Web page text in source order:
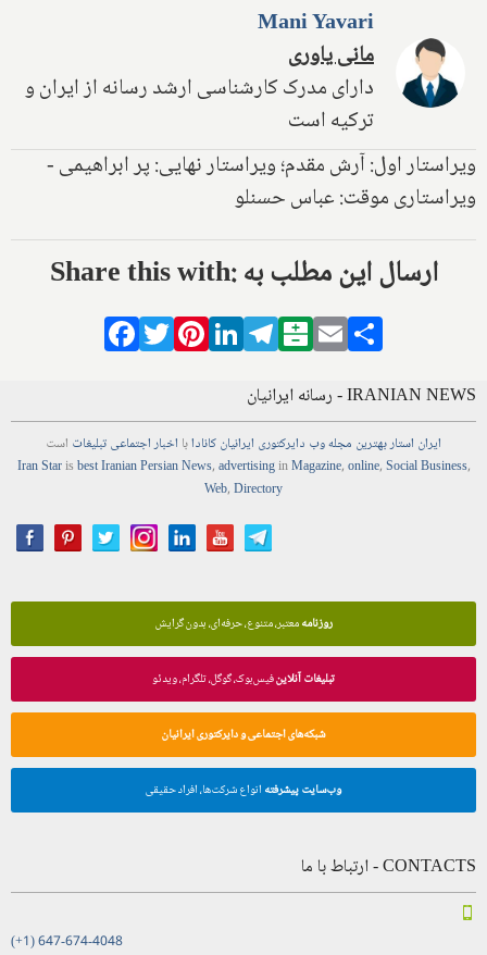
Mani Yavari
مانی یاوری
دارای مدرک کارشناسی ارشد رسانه از ایران و
ترکیه است
ویراستار اول: آرش مقدم؛ ویراستار نهایی: پر ابراهیمی -
ویراستاری موقت: عباس حسنلو
Share this with: ارسال این مطلب به
Facebook
TwitterPinterestLinkedIn
Telegram
Balatarin
Email
IRANIAN NEWS - رسانه ایرانیان
ایران استاربهترین مجلهوب دایرکتوری ایرانیان کانادابا اخباراجتماعیتبلیغات است
Iran Starisbest Iranian PersianNews,advertisinginMagazine,online,Social Business,
Web,Directory
روزنامهمعتبر، متنوع، حرفه‌ای، بدون گرایش
تبلیغات آنلاینفیس‌بوک، گوگل، تلگرام، ویدئو
شبکه‌های اجتماعی و دایرکتوری ایرانیان
وب‌سایت پیشرفته انواع شرکت‌ها، افراد حقیقی
CONTACTS - ارتباط با ما
(+1) 647-674-4048